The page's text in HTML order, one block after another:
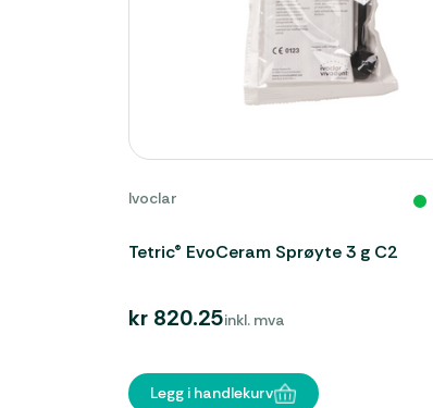
Ivoclar
Tetric® EvoCeram Sprøyte 3 g C2
kr 820.25inkl. mva
Legg i handlekurv